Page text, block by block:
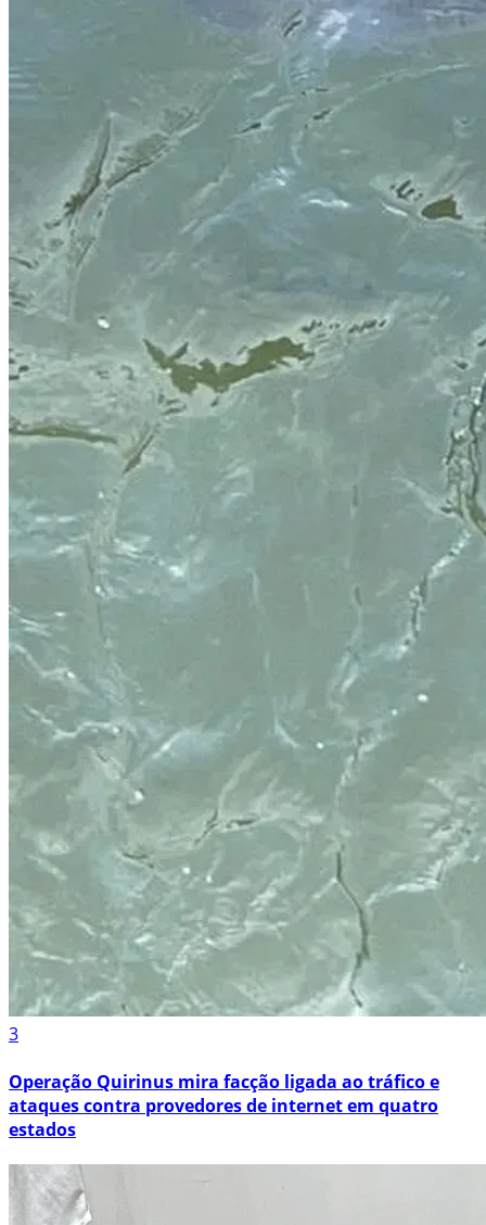
3
Operação Quirinus mira facção ligada ao tráfico e
ataques contra provedores de internet em quatro
estados